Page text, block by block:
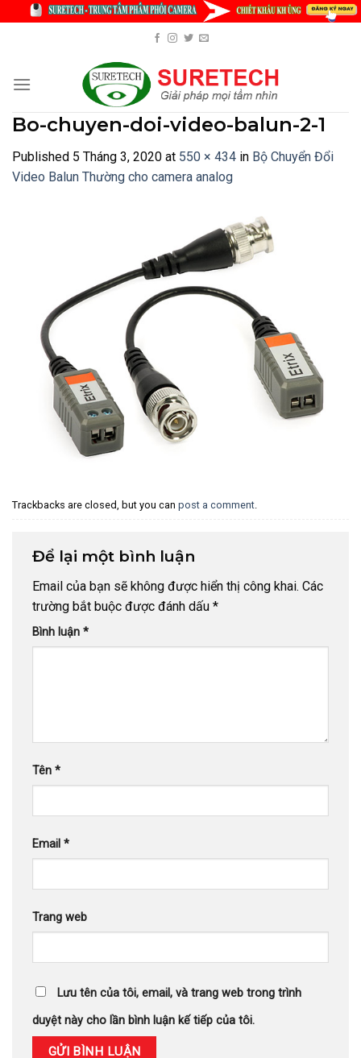
Bo-chuyen-doi-video-balun-2-1
Published 5 Tháng 3, 2020 at 550 × 434 in Bộ Chuyển Đổi
Video Balun Thường cho camera analog
Trackbacks are closed, but you can post a comment
Để lại một bình luận
Email của bạn sẽ không được hiển thị công khai. Các
trường bắt buộc được đánh dấu *
Bình luận *
Tên *
Email *
Trang web
Lưu tên của tôi, email, và trang web trong trình
duyệt này cho lần bình luận kế tiếp của tôi.